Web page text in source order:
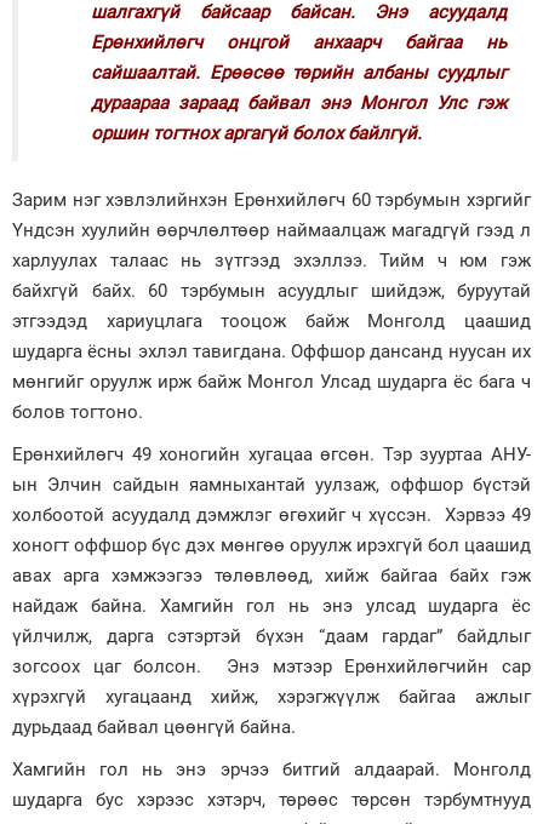
шалгахгүй байсаар байсан. Энэ асуудалд
Ерөнхийлөгч онцгой анхаарч байгаа нь
сайшаалтай. Ерөөсөө төрийн албаны суудлыг
дураараа зараад байвал энэ Монгол Улс гэж
оршин тогтнох аргагүй болох байлгүй.
Зарим нэг хэвлэлийнхэн Ерөнхийлөгч 60 тэрбумын хэргийг
Үндсэн хуулийн өөрч­лөлтөөр наймаалцаж магадгүй гээд л
харлуулах талаас нь зүтгээд эхэллээ. Тийм ч юм гэж
байхгүй байх. 60 тэрбумын асуудлыг шийдэж, буруутай
этгээдэд хариуцлага тооцож байж Монголд цаашид
шударга ёсны эхлэл тавигдана. Оффшор дансанд нуусан их
мөнгийг оруулж ирж байж Монгол Улсад шударга ёс бага ч
болов тогтоно.
Ерөнхийлөгч 49 хоногийн хугацаа өгсөн. Тэр зууртаа АНУ-
ын Элчин сайдын яамныхантай уулзаж, оффшор бүстэй
холбоотой асуудалд дэмжлэг өгөхийг ч хүссэн. Хэрвээ 49
хоногт оффшор бүс дэх мөнгөө оруулж ирэхгүй бол цаашид
авах арга хэмжээгээ төлөвлөөд, хийж байгаа байх гэж
найдаж байна. Хамгийн гол нь энэ улсад шударга ёс
үйлчилж, дарга сэтэртэй бүхэн “даам гардаг” байдлыг
зогсоох цаг болсон. Энэ мэтээр Ерөнхийлөгчийн сар
хүрэхгүй хугацаанд хийж, хэрэгжүүлж байгаа ажлыг
дурьдаад байвал цөөнгүй байна.
Хамгийн гол нь энэ эрчээ битгий алдаарай. Монголд
шударга бус хэрээс хэтэрч, төрөөс төрсөн тэрбумтнууд